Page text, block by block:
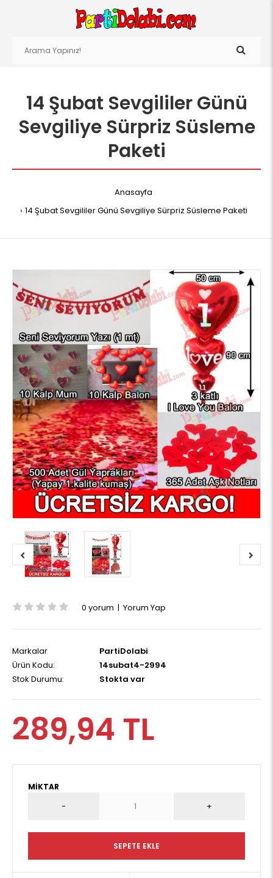
14 Şubat Sevgililer Günü
Sevgiliye Sürpriz Süsleme
Paketi
Anasayfa
14 Şubat Sevgililer Günü Sevgiliye Sürpriz Süsleme Paketi
0 yorum | Yorum Yap
Markalar
PartiDolabi
Ürün Kodu:
14subat4-2994
Stok Durumu:
Stokta var
289,94 TL
MIKTAR